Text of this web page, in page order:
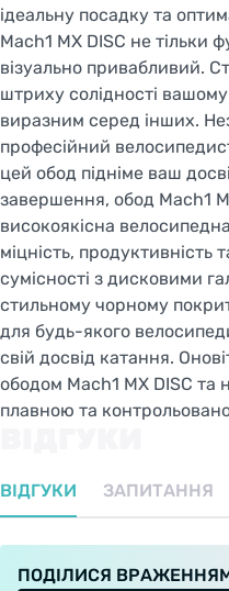
ідеальну посадку та
Mach1 MX DISC не тільки
візуально привабливий.
штриху солідності
виразним серед інших.
професійний
цей обод підніме ваш
завершення, обод Mach1
високоякісна
міцність, продуктивність
сумісності з дисковими
стильному чорному
для будь-якого
свій досвід катання.
ободом Mach1 MX DISC та
плавною та
ВІДГУКИ ЗАПИТАННЯ
ПОДІЛИСЯ